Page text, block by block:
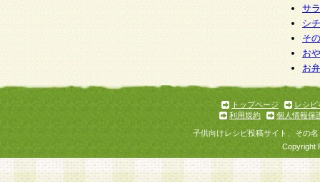
6.当社は、お客様から当社が保有している個人情
加・ 利用停止等を求められた場合には、ご本人
て確認できた場合に限り、法令に準拠して合理的
いただきます。なお、開示 請求等の請求先は個
ります。
1.会員とは、本規約等を承諾のうえ、当社所定の
了し、当社が承認した者、グループとします。な
が以下に該当する場合は会員登録をすることがで
サ
シ
そ
お
お
トップページ
レシピ
利用規約
個人情報保
子供向けレシピ投稿サイト、その
Copyright